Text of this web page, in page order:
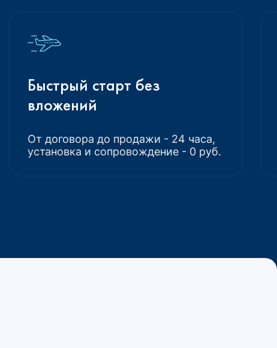
Быстрый старт без
вложений
От договора до продажи - 24 часа,
установка и сопровождение - 0 руб.